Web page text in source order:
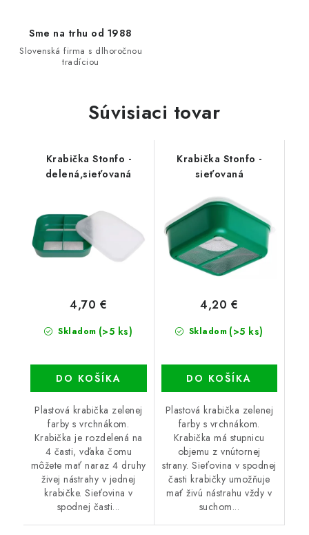
Sme na trhu od 1988
Slovenská firma s dlhoročnou
tradíciou
Súvisiaci tovar
Krabička Stonfo -
delená,sieťovaná
Skladom (>5 ks)
4,70 €
DO KOŠÍKA
Plastová krabička zelenej
farby s vrchnákom.
Krabička je rozdelená na
4 časti, vďaka čomu
môžete mať naraz 4 druhy
živej nástrahy v jednej
krabičke. Sieťovina v
spodnej časti...
Krabička Stonfo -
sieťovaná
Skladom (>5 ks)
4,20 €
DO KOŠÍKA
Plastová krabička zelenej
farby s vrchnákom.
Krabička má stupnicu
objemu z vnútornej
strany. Sieťovina v spodnej
časti krabičky umožňuje
mať živú nástrahu vždy v
suchom...